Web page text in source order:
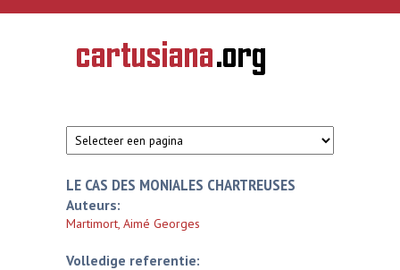
Overslaan en naar de inhoud gaan
CARTUSIANA
Geschiedenis
van de
LE CAS DES MONIALES CHARTREUSES
Auteurs:
Martimort, Aimé Georges
Volledige referentie: